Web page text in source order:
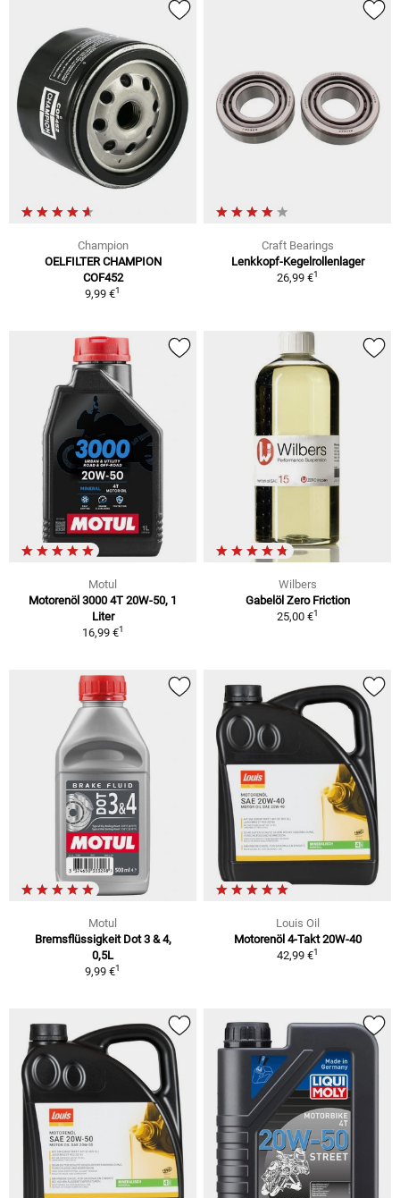
Champion
OELFILTER CHAMPION
COF452
9,99 €1
Craft Bearings
Lenkkopf-Kegelrollenlager
26,99 €1
Motul
Motorenöl 3000 4T 20W-50, 1
Liter
16,99 €1
Wilbers
Gabelöl Zero Friction
25,00 €1
Motul
Bremsflüssigkeit Dot 3 & 4,
0,5L
9,99 €1
Louis Oil
Motorenöl 4-Takt 20W-40
42,99 €1